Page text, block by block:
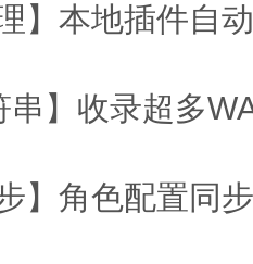
本地插件自动
收录超多WA
角色配置同步